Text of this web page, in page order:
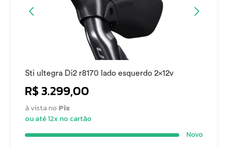
Sti ultegra Di2 r8170 lado esquerdo 2x12v
R$ 3.299,00
à vista no Pix
ou até 12x no cartão
Novo